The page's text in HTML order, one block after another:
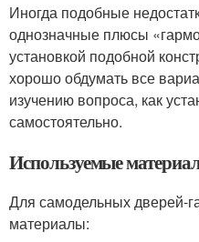
Иногда подобные
однозначные плюсы
установкой подобной
хорошо обдумать все
изучению вопроса, как
самостоятельно.
Используемые
Для самодельных дверей-
материалы: